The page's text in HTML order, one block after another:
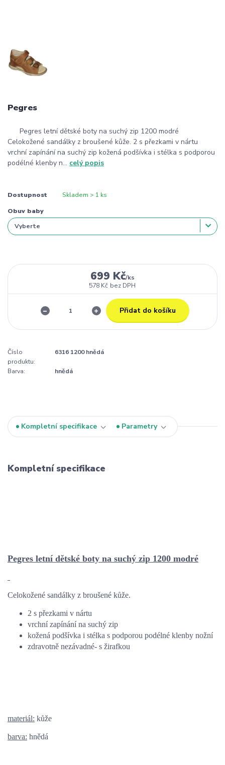
Pegres
Pegres letní dětské boty na suchý zip 1200 modré
Celokožené sandálky z broušené kůže. 2 s přezkami v nártu
vrchní zapínání na suchý zip kožená podšívka i stélka s podporou
podélné klenby n... celý popis
Dostupnost Skladem > 1 ks
Obuv baby
699 Kč/ks
578 Kč bez DPH
Přidat do košíku
Číslo
produktu:
6316 1200 hnědá
Barva: hnědá
Kompletní specifikace Parametry
Kompletní specifikace
Pegres letní dětské boty na suchý zip 1200 modré
Celokožené sandálky z broušené kůže.
2 s přezkami v nártu
vrchní zapínání na suchý zip
kožená podšívka i stélka s podporou podélné klenby nožní
zdravotně nezávadné- s žirafkou
materiál: kůže
barva: hnědá